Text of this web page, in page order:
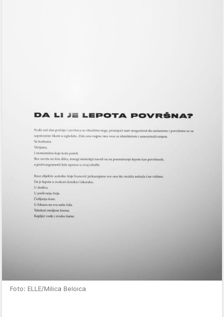
Foto: ELLE/Milica Beloica